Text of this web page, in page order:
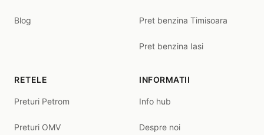
Blog Pret benzina Timisoara
Pret benzina Iasi
RETELE
Preturi Petrom
Preturi OMV
INFORMATII
Info hub
Despre noi